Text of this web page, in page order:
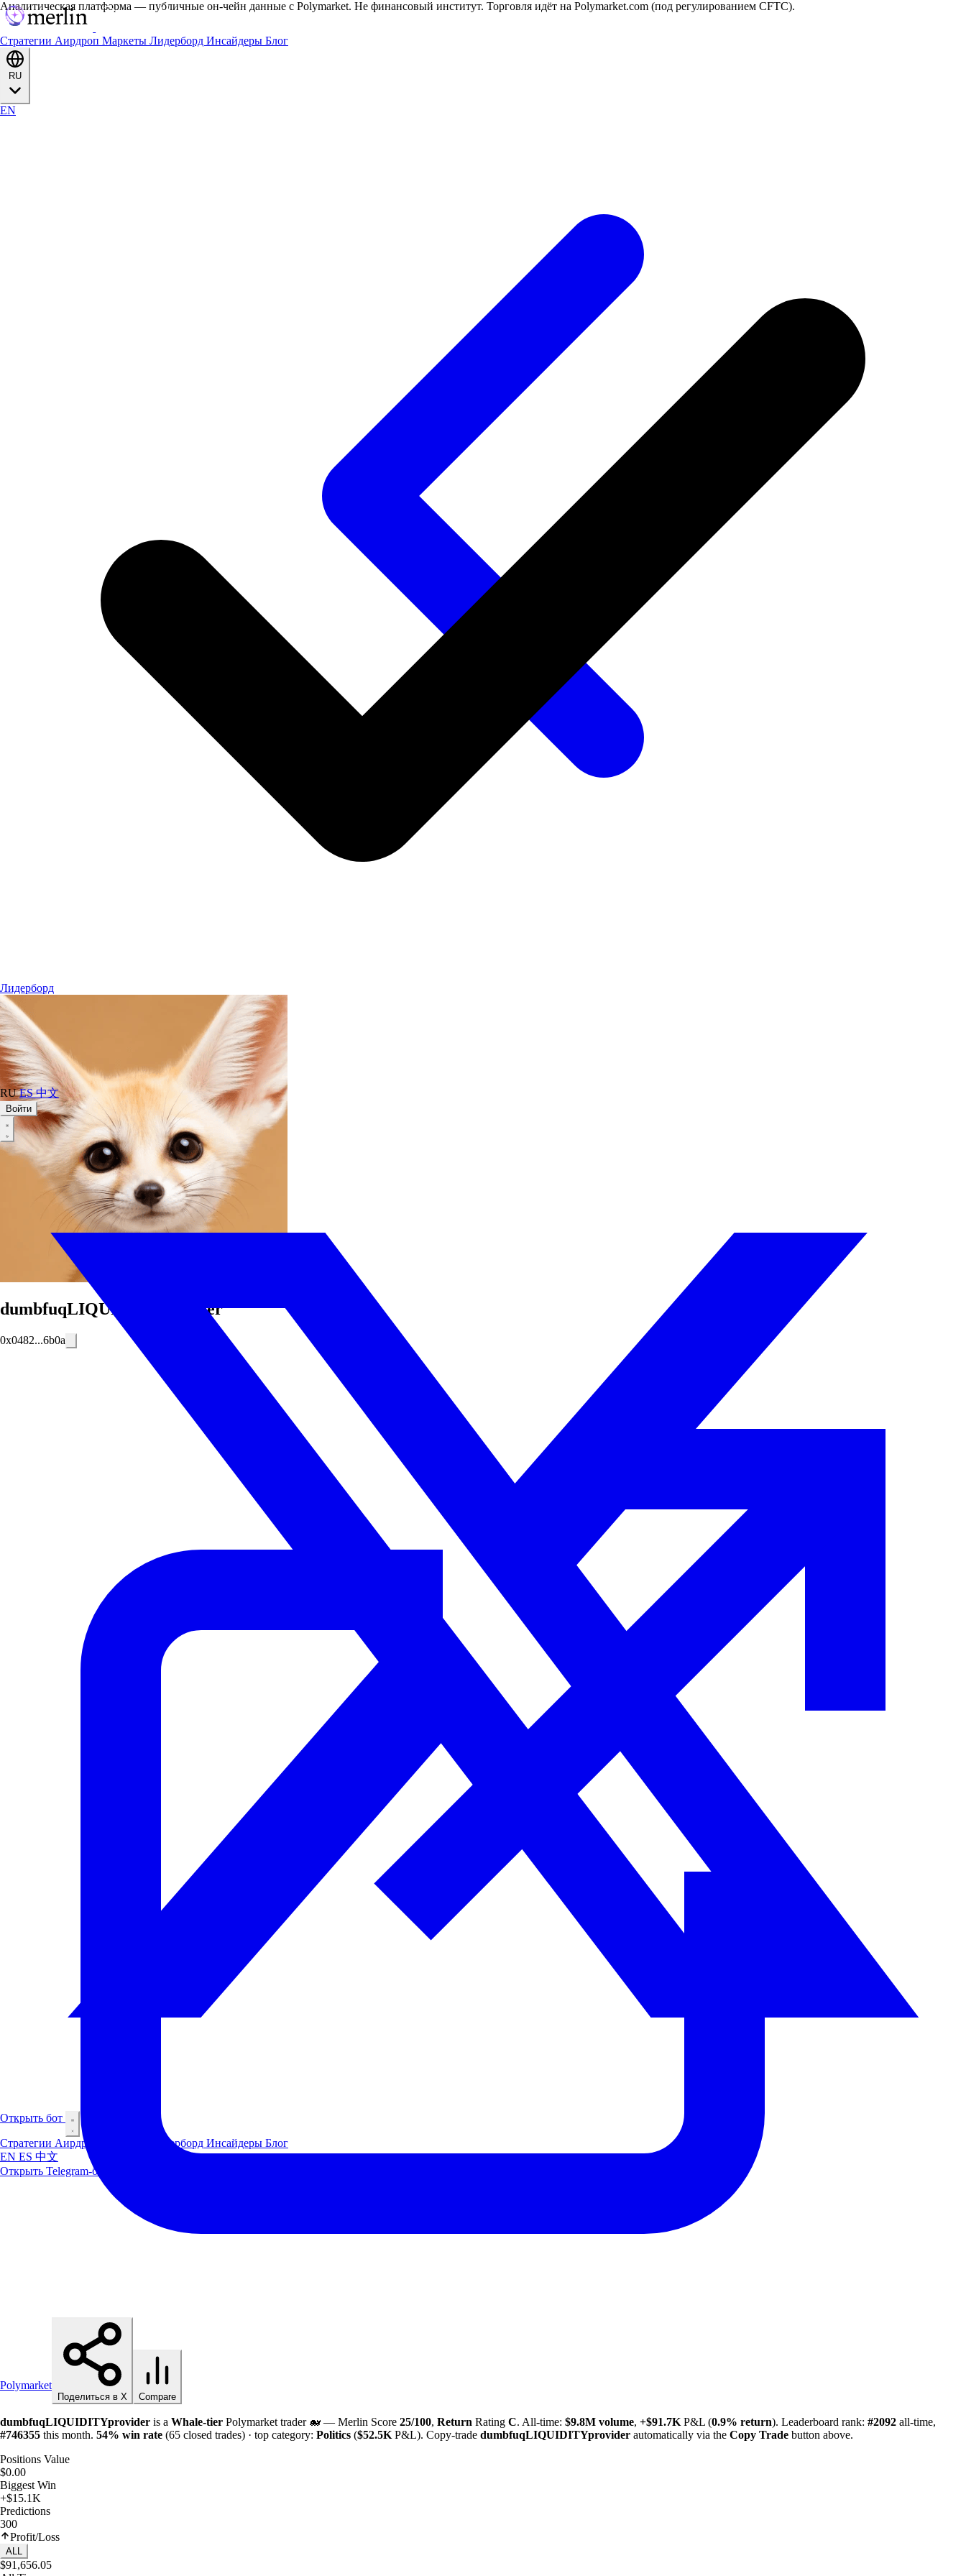
Стратегии Аирдроп Маркеты Лидерборд Инсайдеры Блог
EN
RUES中文
Войти
Открыть бот
Стратегии Аирдроп Лидерборд Инсайдеры Блог
EN ES 中文
Открыть Telegram-бот
Аналитическая платформа — публичные он-чейн данные с Polymarket. Не финансовый институт. Торговля идёт на Polymarket.com (под регулированием CFTC).
Лидерборд
dumbfuqLIQUIDITYprovider
0x0482...6b0a
Polymarket
Поделиться в X Compare
dumbfuqLIQUIDITYprovider is a Whale-tier Polymarket trader 🐋 — Merlin Score 25/100, Return Rating C. All-time: $9.8M volume, +$91.7K P&L (0.9% return). Leaderboard rank: #2092 all-time,
#746355 this month. 54% win rate (65 closed trades) · top category: Politics ($52.5K P&L). Copy-trade dumbfuqLIQUIDITYprovider automatically via the Copy Trade button above.
Positions Value
$0.00
Biggest Win
+$15.1K
Predictions
300
Profit/Loss
ALL
$91,656.05